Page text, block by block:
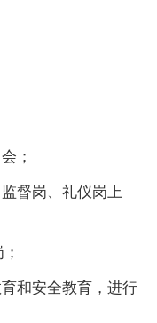
；
督岗、礼仪岗上
和安全教育，进行